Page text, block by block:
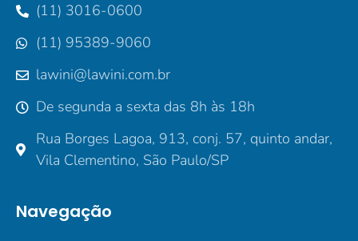
(11) 3016-0600
(11) 95389-9060
lawini@lawini.com.br
De segunda a sexta das 8h às 18h
Rua Borges Lagoa, 913, conj. 57, quinto andar,
Vila Clementino, São Paulo/SP
Navegação